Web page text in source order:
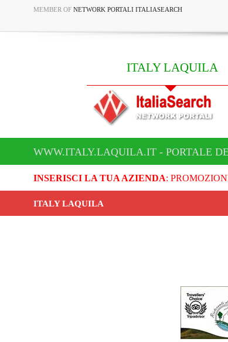
MEMBER OF NETWORK PORTALI ITALIASEARCH
ITALY LAQUILA
WWW.ITALY.LAQUILA.IT - PORTALE
INSERISCI LA TUA AZIENDA:
ITALY LAQUILA